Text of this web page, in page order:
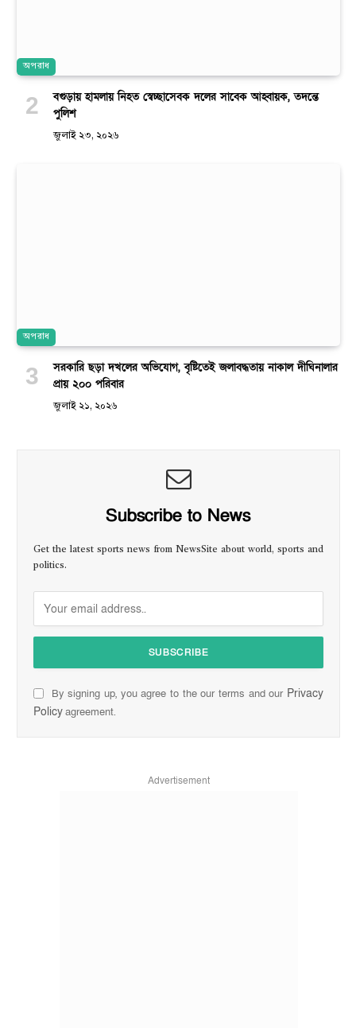
অপরাধ
বগুড়ায় হামলায় নিহত স্বেচ্ছাসেবক দলের সাবেক আহ্বায়ক, তদন্তে
পুলিশ
জুলাই ২৩, ২০২৬
অপরাধ
সরকারি ছড়া দখলের অভিযোগ, বৃষ্টিতেই জলাবদ্ধতায় নাকাল দীঘিনালার
প্রায় ২০০ পরিবার
জুলাই ২১, ২০২৬
Subscribe to News
Get the latest sports news from NewsSite about world, sports and
politics.
By signing up, you agree to the our terms and our Privacy
Policyagreement.
Advertisement